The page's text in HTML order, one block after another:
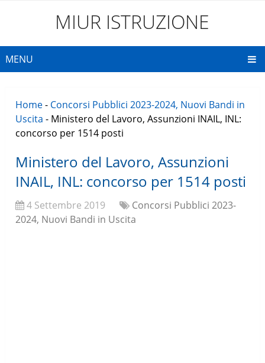
MIUR ISTRUZIONE
MENU
Home- Concorsi Pubblici 2023-2024, Nuovi Bandi in
Uscita - Ministero del Lavoro, Assunzioni INAIL, INL:
concorso per 1514 posti
Ministero del Lavoro, Assunzioni
INAIL, INL: concorso per 1514 posti
4 Settembre 2019
Concorsi Pubblici 2023-
2024, Nuovi Bandi in Uscita